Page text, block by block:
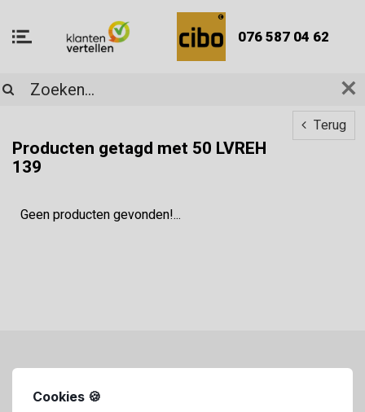
Cookies 🍪
076 587 04 62
Terug
Producten getagd met 50 LVREH
139
Geen producten gevonden!...